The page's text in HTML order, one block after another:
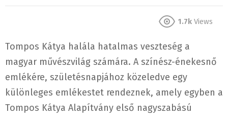
1.7k Views
Tompos Kátya halála hatalmas veszteség a
magyar művészvilág számára. A színész-énekesnő
emlékére, születésnapjához közeledve egy
különleges emlékestet rendeznek, amely egyben a
Tompos Kátya Alapítvány első nagyszabású